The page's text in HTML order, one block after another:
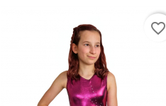
favorite_border